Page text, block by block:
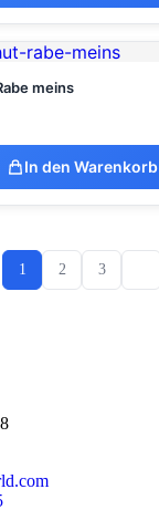
meins
In den Warenkorb
1 2 3